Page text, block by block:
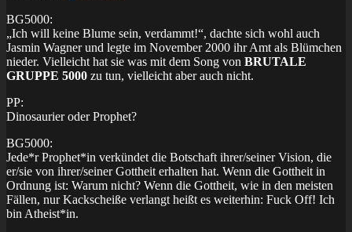
BG5000:
„Ich will keine Blume sein, verdammt!“, dachte sich wohl auch
Jasmin Wagner und legte im November 2000 ihr Amt als Blümchen
nieder. Vielleicht hat sie was mit dem Song von BRUTALE
GRUPPE 5000 zu tun, vielleicht aber auch nicht.
PP:
Dinosaurier oder Prophet?
BG5000:
Jede*r Prophet*in verkündet die Botschaft ihrer/seiner Vision, die
er/sie von ihrer/seiner Gottheit erhalten hat. Wenn die Gottheit in
Ordnung ist: Warum nicht? Wenn die Gottheit, wie in den meisten
Fällen, nur Kackscheiße verlangt heißt es weiterhin: Fuck Off! Ich
bin Atheist*in.